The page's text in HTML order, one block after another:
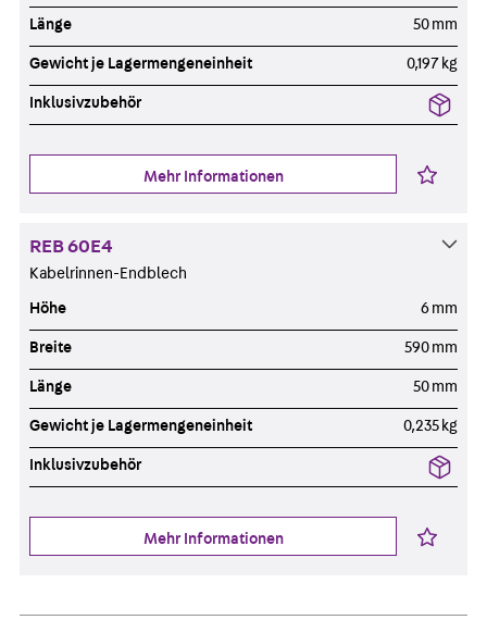
Länge 50 mm
Gewicht je Lagermengeneinheit 0,197 kg
Inklusivzubehör
Mehr Informationen
REB 60E4
Kabelrinnen-Endblech
Höhe 6 mm
Breite 590 mm
Länge 50 mm
Gewicht je Lagermengeneinheit 0,235 kg
Inklusivzubehör
Mehr Informationen